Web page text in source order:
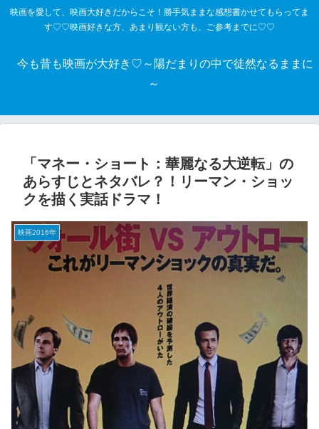
映画を愛して、映画大好きだからこそ！勝手気ままな感想書かせてもらってま
す♡♡映画好きな方、あまり観ない方も、ご参考までに♡♡
今も昔も映画が大好き♡～陽だまりの中で徒然なるままに
～
「マネー・ショート：華麗なる大逆転」の
あらすじとネタバレ？！リーマン・ショッ
クを描く実話ドラマ！
映画2016年